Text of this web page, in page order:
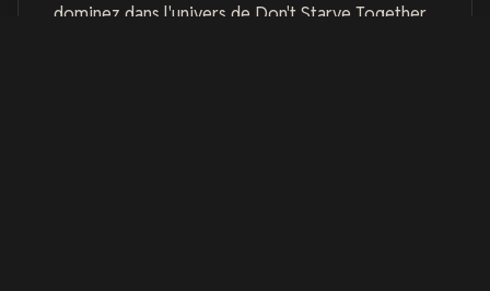
dominez dans l'univers de Don't Starve Together.